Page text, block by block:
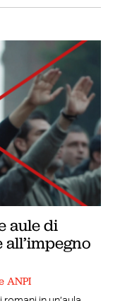
aule di
ANPI